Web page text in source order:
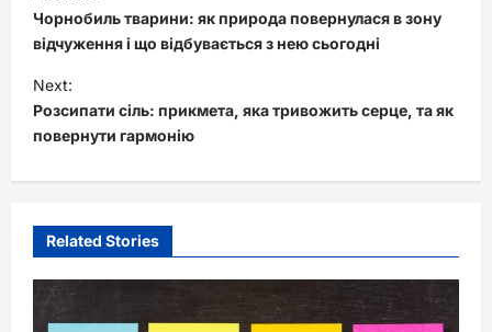
o
s
t
n
a
v
g
a
Чорнобиль тварини: як природа повернулася в зону
відчуження і що відбувається з нею сьогодні
Next:
Розсипати сіль: прикмета, яка тривожить серце, та як
повернути гармонію
Related Stories